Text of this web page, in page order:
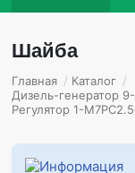
Шайба
Главная / Каталог /
Дизель-генератор
Регулятор 1-